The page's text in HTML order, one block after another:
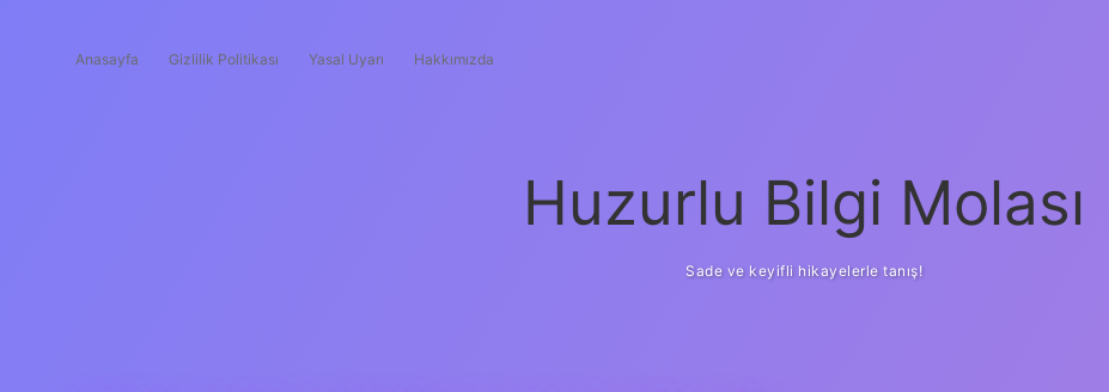
Anasayfa Gizlilik Politikası Yasal Uyarı Hakkımızda
Huzurlu Bilgi Molası
Sade ve keyifli hikayelerle tanış!